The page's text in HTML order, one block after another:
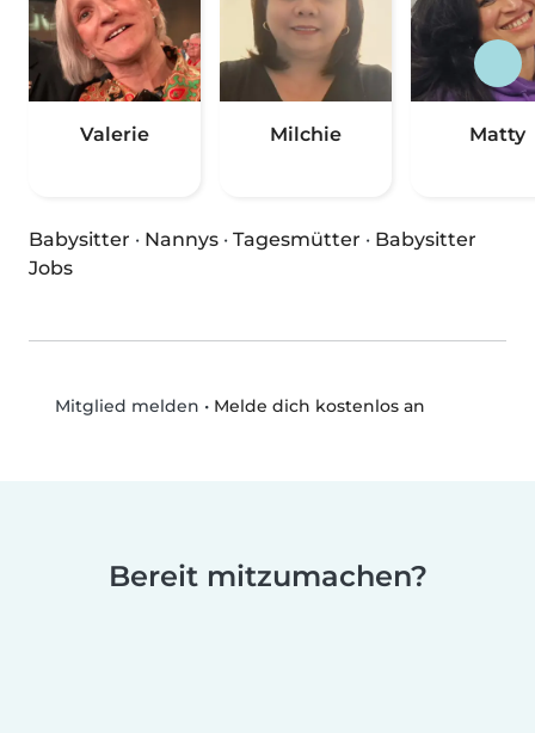
Valerie Milchie Matty
Babysitter · Nannys · Tagesmütter · Babysitter
Jobs
Mitglied melden • Melde dich kostenlos an
Bereit mitzumachen?